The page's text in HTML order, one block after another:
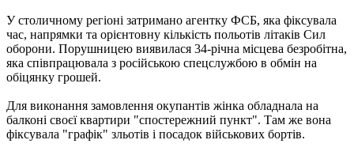
У столичному регіоні затримано агентку ФСБ, яка фіксувала
час, напрямки та орієнтовну кількість польотів літаків Сил
оборони. Порушницею виявилася 34-річна місцева безробітна,
яка співпрацювала з російською спецслужбою в обмін на
обіцянку грошей.
Для виконання замовлення окупантів жінка обладнала на
балконі своєї квартири "спостережний пункт". Там же вона
фіксувала "графік" зльотів і посадок військових бортів.